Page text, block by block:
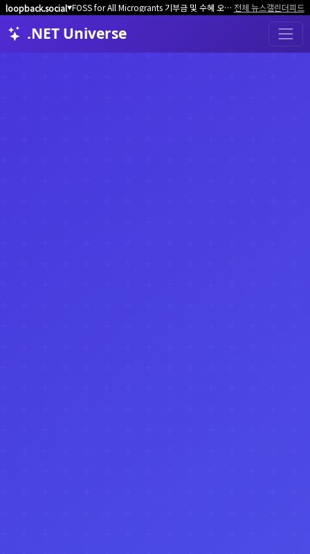
loopback.social▼ FOSS for All Microgrants 기부금 및 수혜 오픈소스 프로젝트/커뮤니티 모집 전체 뉴스캘린더피드
.NET Universe